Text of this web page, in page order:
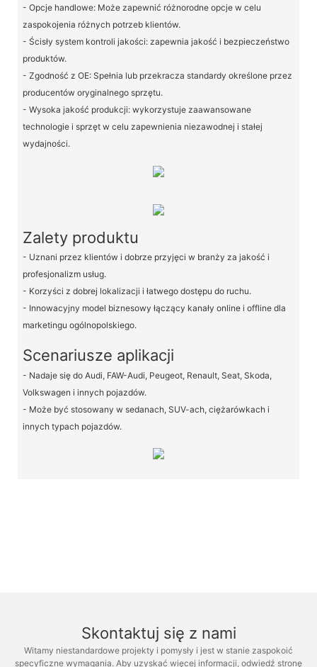
- Opcje handlowe: Może zapewnić różnorodne opcje w celu
zaspokojenia różnych potrzeb klientów.
- Ścisły system kontroli jakości: zapewnia jakość i bezpieczeństwo
produktów.
- Zgodność z OE: Spełnia lub przekracza standardy określone przez
producentów oryginalnego sprzętu.
- Wysoka jakość produkcji: wykorzystuje zaawansowane
technologie i sprzęt w celu zapewnienia niezawodnej i stałej
wydajności.
Zalety produktu
- Uznani przez klientów i dobrze przyjęci w branży za jakość i
profesjonalizm usług.
- Korzyści z dobrej lokalizacji i łatwego dostępu do ruchu.
- Innowacyjny model biznesowy łączący kanały online i offline dla
marketingu ogólnopolskiego.
Scenariusze aplikacji
- Nadaje się do Audi, FAW-Audi, Peugeot, Renault, Seat, Skoda,
Volkswagen i innych pojazdów.
- Może być stosowany w sedanach, SUV-ach, ciężarówkach i
innych typach pojazdów.
Skontaktuj się z nami
Witamy niestandardowe projekty i pomysły i jest w stanie zaspokoić
specyficzne wymagania. Aby uzyskać więcej informacji, odwiedź stronę